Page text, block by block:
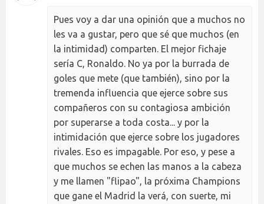
Pues voy a dar una opinión que a muchos no
les va a gustar, pero que sé que muchos (en
la intimidad) comparten. El mejor fichaje
sería C, Ronaldo. No ya por la burrada de
goles que mete (que también), sino por la
tremenda influencia que ejerce sobre sus
compañeros con su contagiosa ambición
por superarse a toda costa... y por la
intimidación que ejerce sobre los jugadores
rivales. Eso es impagable. Por eso, y pese a
que muchos se echen las manos a la cabeza
y me llamen "flipao", la próxima Champions
que gane el Madrid la verá, con suerte, mi